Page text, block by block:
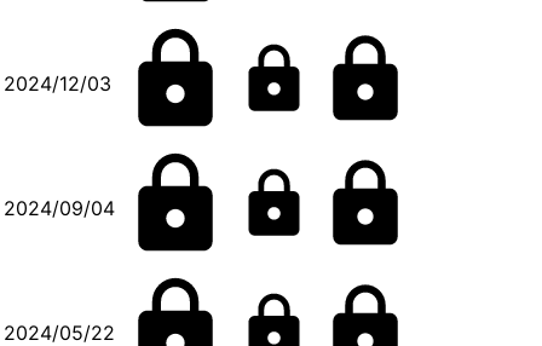
2024/12/03
2024/09/04
2024/05/22